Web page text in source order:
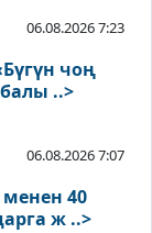
06.08.2026 7:23
чоң
..>
06.08.2026 7:07
40
ж ..>